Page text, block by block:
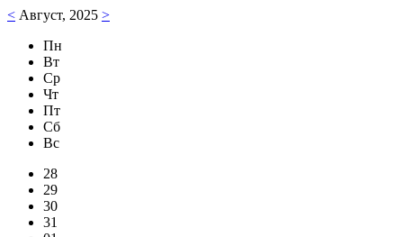
< Август, 2025 >
Пн
Вт
Ср
Чт
Пт
Сб
Вс
28
29
30
31